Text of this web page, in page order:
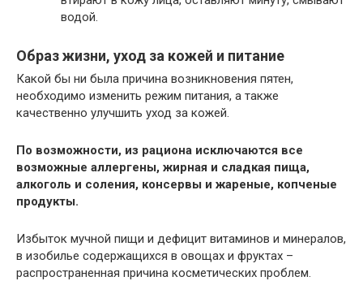
водой.
Образ жизни, уход за кожей и питание
Какой бы ни была причина возникновения пятен,
необходимо изменить режим питания, а также
качественно улучшить уход за кожей.
По возможности, из рациона исключаются все
возможные аллергены, жирная и сладкая пища,
алкоголь и соления, консервы и жареные, копченые
продукты.
Избыток мучной пищи и дефицит витаминов и минералов,
в изобилье содержащихся в овощах и фруктах –
распространенная причина косметических проблем.